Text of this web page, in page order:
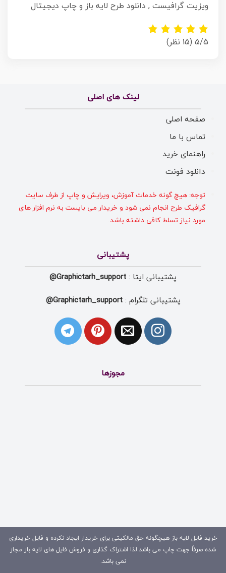
ویزیت گرافیست , دانلود طرح لایه باز و چاپ دیجیتال
5/5 (15 نظر)
لینک های اصلی
صفحه اصلی
تماس با ما
راهنمای خرید
دانلود فونت
توجه: هیچ گونه خدمات آموزش، ویرایش و چاپ از طرف سایت
گرافیک طرح انجام نمی شود و خریدار می بایست به نرم افزار های
مورد نیاز تسلط کافی داشته باشد.
پشتیبانی
پشتیبانی ایتا : Graphictarh_support@
پشتیبانی تلگرام :Graphictarh_support@
مجوزها
خرید فایل لایه باز هیچگونه حق مالکیتی برای خریدار ایجاد نکرده و فایل خریداری
شده صرفاً جهت چاپ می باشد.لذا اشتراک گذاری و فروش فایل های لایه باز مجاز
نمی باشد.